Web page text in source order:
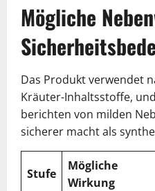
Mögliche
Das Produkt verwendet
Kräuter-Inhaltsstoffe,
berichten von milden
sicherer macht als
Stufe
Mögliche
Wirkung